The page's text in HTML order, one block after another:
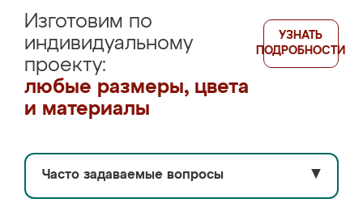
Изготовим по
индивидуальному
проекту:
любые размеры, цвета
и материалы
УЗНАТЬ
ПОДРОБНОСТИ
Часто задаваемые вопросы ▼